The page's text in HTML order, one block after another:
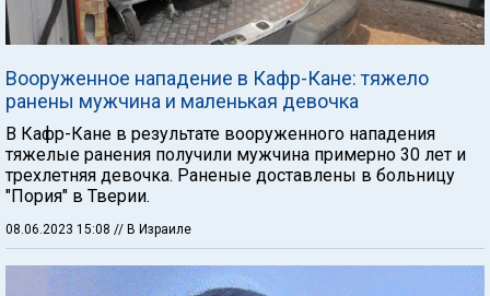
Вооруженное нападение в Кафр-Кане: тяжело
ранены мужчина и маленькая девочка
В Кафр-Кане в результате вооруженного нападения
тяжелые ранения получили мужчина примерно 30 лет и
трехлетняя девочка. Раненые доставлены в больницу
"Пория" в Тверии.
08.06.2023 15:08 // В Израиле